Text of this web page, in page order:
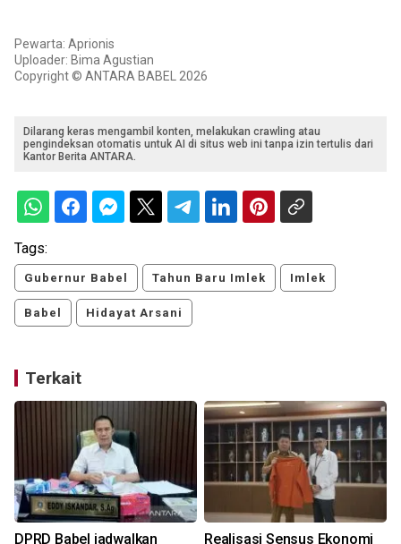
Pewarta: Aprionis
Uploader: Bima Agustian
Copyright © ANTARA BABEL 2026
Dilarang keras mengambil konten, melakukan crawling atau
pengindeksan otomatis untuk AI di situs web ini tanpa izin tertulis dari
Kantor Berita ANTARA.
Tags:
Gubernur Babel Tahun Baru Imlek Imlek
Babel Hidayat Arsani
Terkait
DPRD Babel jadwalkan Realisasi Sensus Ekonomi